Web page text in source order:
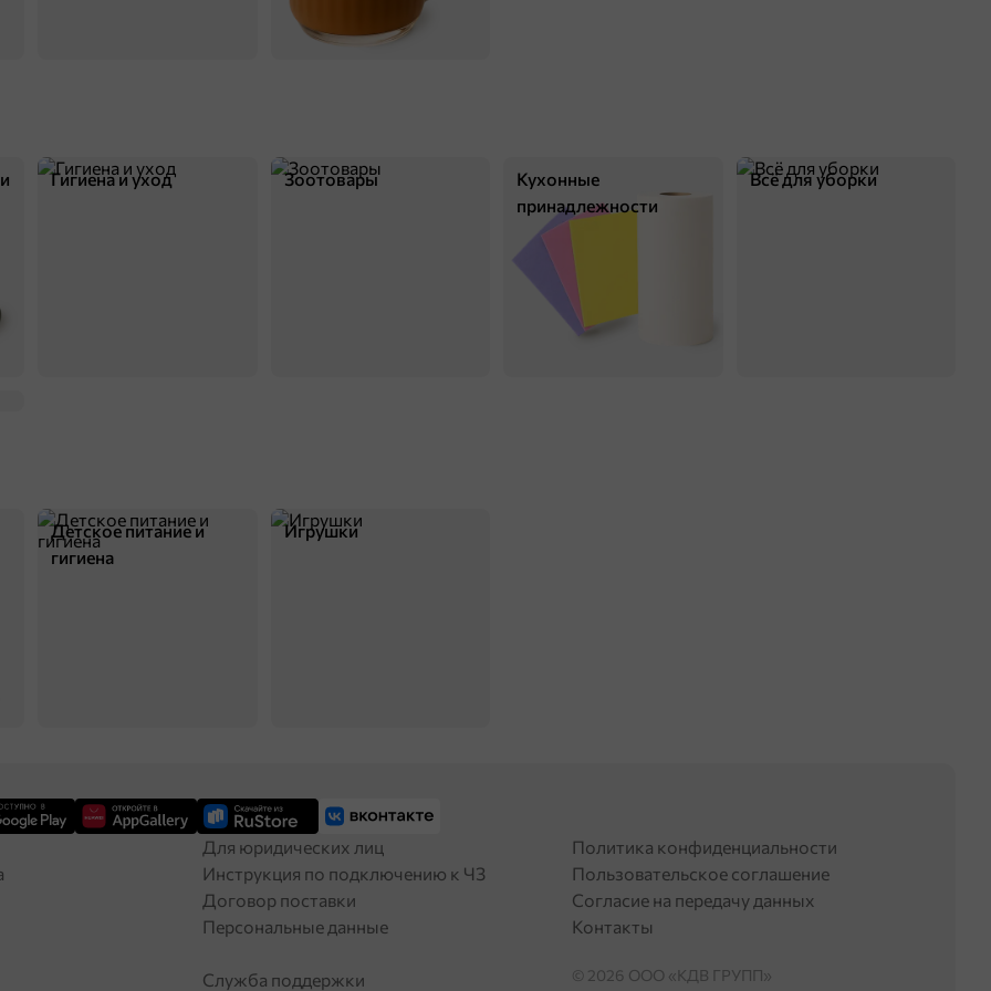
Гигиена и уход Зоотовары
Кухонные
принадлежности
Всё для уборки
Детское питание и
гигиена
Игрушки
Для юридических лиц
Инструкция по подключению к ЧЗ
Договор поставки
Персональные данные
Политика конфиденциальности
Пользовательское соглашение
Согласие на передачу данных
Контакты
Служба поддержки © 2026 OOO «КДВ ГРУПП»